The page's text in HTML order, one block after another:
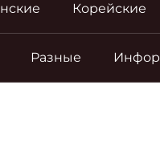
Корейские
Разные